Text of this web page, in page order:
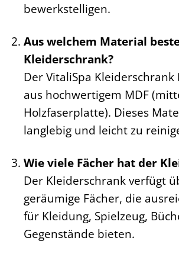
bewerkstelligen.
Aus welchem Material
Kleiderschrank?
Der VitaliSpa
aus hochwertigem MDF
Holzfaserplatte). Dieses
langlebig und leicht zu
Wie viele Fächer hat der
Der Kleiderschrank verfügt
geräumige Fächer, die
für Kleidung, Spielzeug,
Gegenstände bieten.